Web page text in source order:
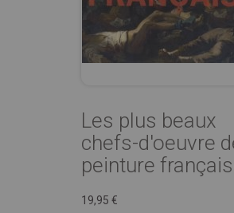
Les plus beaux
chefs-d'oeuvre
peinture
19,95 €